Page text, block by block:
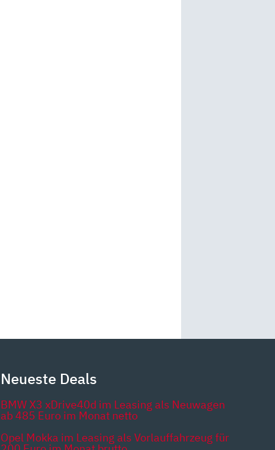
Neueste Deals
BMW X3 xDrive40d im Leasing als Neuwagen
ab 485 Euro im Monat netto
Opel Mokka im Leasing als Vorlauffahrzeug für